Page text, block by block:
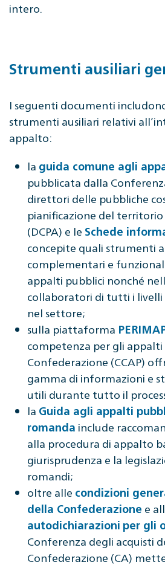
intero.
Strumenti ausiliari
I seguenti documenti
strumenti ausiliari relativi
appalto:
la guida comune agli
pubblicata dalla
direttori delle pubbliche
pianificazione del
(DCPA) e le Schede
concepite quali strumenti
complementari e
appalti pubblici nonché
collaboratori di tutti i
nel settore;
sulla piattaforma
competenza per gli
Confederazione (CCAP)
gamma di informazioni e
utili durante tutto il
la Guida agli appalti
romanda include
alla procedura di appalto
giurisprudenza e la
romandi;
oltre alle condizioni
della Confederazione e
autodichiarazioni per gli
Conferenza degli acquisti
Confederazione (CA)